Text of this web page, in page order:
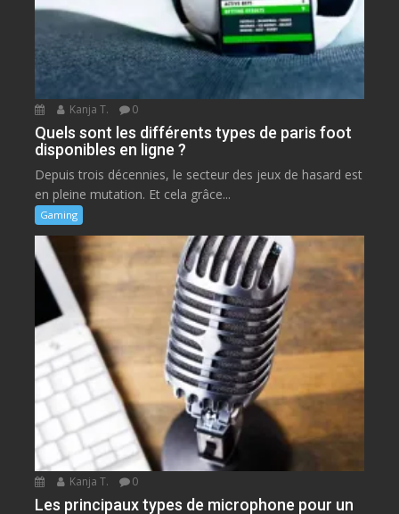
Kanja T. 0
Quels sont les différents types de paris foot
disponibles en ligne ?
Depuis trois décennies, le secteur des jeux de hasard est
en pleine mutation. Et cela grâce...
Gaming
Kanja T. 0
Les principaux types de microphone pour un